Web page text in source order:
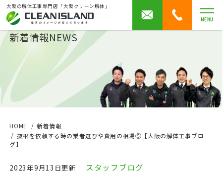
大阪の解体工事専門店「大阪クリーン解体」
MENU
新着情報NEWS
HOME
新着情報
抜根を依頼する時の業者選びや費用の相場⑤【大阪の解体工事ブロ
グ】
2023年9月13日更新 スタッフブログ